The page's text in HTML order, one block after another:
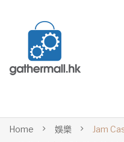
Home 娛樂
Jam